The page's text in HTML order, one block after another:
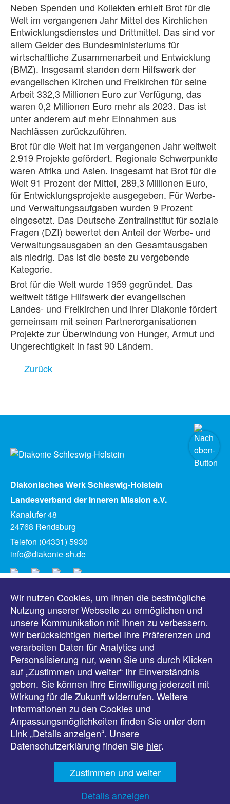
Neben Spenden und Kollekten erhielt Brot für die
Welt im vergangenen Jahr Mittel des Kirchlichen
Entwicklungsdienstes und Drittmittel. Das sind vor
allem Gelder des Bundesministeriums für
wirtschaftliche Zusammenarbeit und Entwicklung
(BMZ). Insgesamt standen dem Hilfswerk der
evangelischen Kirchen und Freikirchen für seine
Arbeit 332,3 Millionen Euro zur Verfügung, das
waren 0,2 Millionen Euro mehr als 2023. Das ist
unter anderem auf mehr Einnahmen aus
Nachlässen zurückzuführen.
Brot für die Welt hat im vergangenen Jahr weltweit
2.919 Projekte gefördert. Regionale Schwerpunkte
waren Afrika und Asien. Insgesamt hat Brot für die
Welt 91 Prozent der Mittel, 289,3 Millionen Euro,
für Entwicklungsprojekte ausgegeben. Für Werbe-
und Verwaltungsaufgaben wurden 9 Prozent
eingesetzt. Das Deutsche Zentralinstitut für soziale
Fragen (DZI) bewertet den Anteil der Werbe- und
Verwaltungsausgaben an den Gesamtausgaben
als niedrig. Das ist die beste zu vergebende
Kategorie.
Brot für die Welt wurde 1959 gegründet. Das
weltweit tätige Hilfswerk der evangelischen
Landes- und Freikirchen und ihrer Diakonie fördert
gemeinsam mit seinen Partnerorganisationen
Projekte zur Überwindung von Hunger, Armut und
Ungerechtigkeit in fast 90 Ländern.
Zurück
Diakonisches Werk Schleswig-Holstein
Landesverband der Inneren Mission e.V.
Kanalufer 48
24768 Rendsburg
Telefon (04331) 5930
info@diakonie-sh.de
Meldungen
Veranstaltungen
Downloads
Presse
Karriere
Kontakt
Datenschutz
Wir nutzen Cookies, um Ihnen die bestmögliche
Nutzung unserer Webseite zu ermöglichen und
unsere Kommunikation mit Ihnen zu verbessern.
Wir berücksichtigen hierbei Ihre Präferenzen und
verarbeiten Daten für Analytics und
Personalisierung nur, wenn Sie uns durch Klicken
auf „Zustimmen und weiter“ Ihr Einverständnis
geben. Sie können Ihre Einwilligung jederzeit mit
Wirkung für die Zukunft widerrufen. Weitere
Informationen zu den Cookies und
Anpassungsmöglichkeiten finden Sie unter dem
Link „Details anzeigen“. Unsere
Datenschutzerklärung finden Sie hier.
Zustimmen und weiter
Details anzeigen